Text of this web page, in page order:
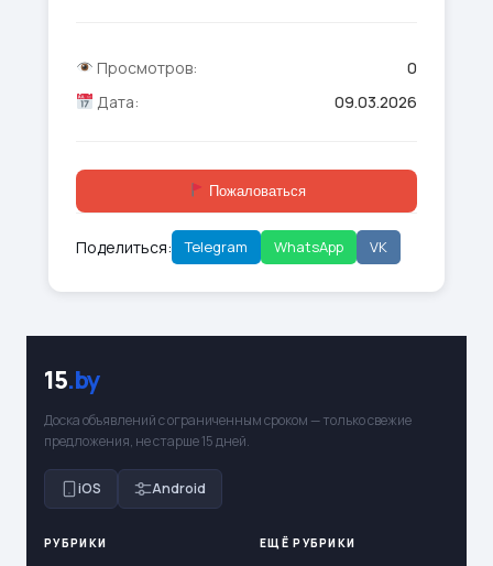
Просмотров:
0
Дата:
09.03.2026
Пожаловаться
Поделиться: Telegram WhatsApp VK
15.by
Доска объявлений с ограниченным сроком — только свежие
предложения, не старше 15 дней.
iOS Android
РУБРИКИ ЕЩЁ РУБРИКИ